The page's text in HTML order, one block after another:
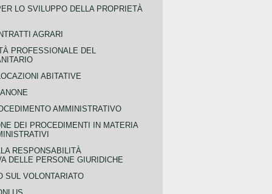
LO SVILUPPO DELLA PROPRIETÀ
AGRARI
PROFESSIONALE DEL
ABITATIVE
AMMINISTRATIVO
DEI PROCEDIMENTI IN MATERIA
RESPONSABILITÀ
DELLE PERSONE GIURIDICHE
SUL VOLONTARIATO